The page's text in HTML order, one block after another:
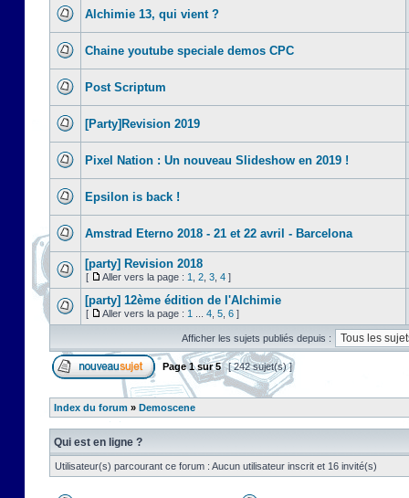
Alchimie 13, qui vient ?
Chaine youtube speciale demos CPC
Post Scriptum
[Party]Revision 2019
Pixel Nation : Un nouveau Slideshow en 2019 !
Epsilon is back !
Amstrad Eterno 2018 - 21 et 22 avril - Barcelona
[party] Revision 2018
[ Aller vers la page : 1 2 3 4 ]
[party] 12ème édition de l'Alchimie
[ Aller vers la page : 1 4 5 6 ]
Afficher les sujets publiés depuis :
Page1sur5 [ 242 sujet(s) ]
Index du forum » Demoscene
Qui est en ligne ?
Utilisateur(s) parcourant ce forum : Aucun utilisateur inscrit et 16 invité(s)